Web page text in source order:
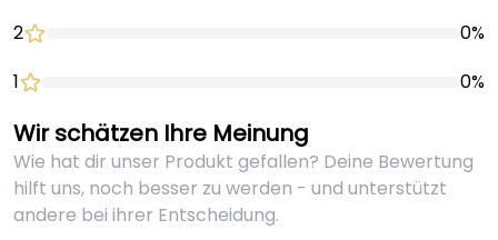
2
0%
1
0%
Wir schätzen Ihre Meinung
Wie hat dir unser Produkt gefallen? Deine Bewertung
hilft uns, noch besser zu werden - und unterstützt
andere bei ihrer Entscheidung.